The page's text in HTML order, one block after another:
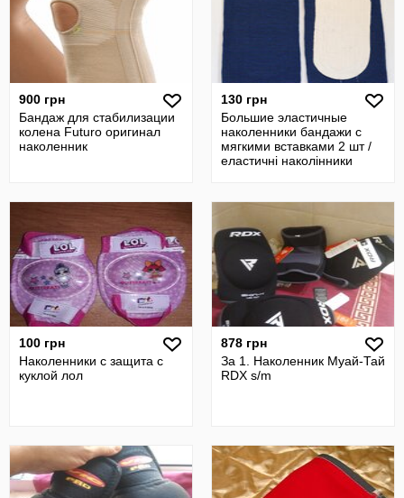
900 грн
Бандаж для стабилизации
колена Futuro оригинал
наколенник
130 грн
Большие эластичные
наколенники бандажи c
мягкими вставками 2 шт /
еластичні наколінники
100 грн
Наколенники с защита с
куклой лол
878 грн
За 1. Наколенник Муай-Тай
RDX s/m